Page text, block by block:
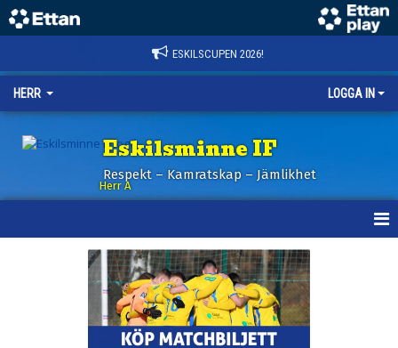
ESKILSCUPEN 2026!
HERR LOGGA IN
Eskilsminne IF
Respekt – Kamratskap – Jämlikhet
Herr A